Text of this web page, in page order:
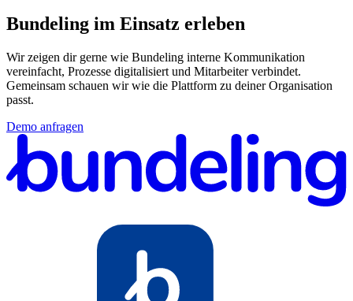
Bundeling im Einsatz erleben
Wir zeigen dir gerne wie Bundeling interne Kommunikation
vereinfacht, Prozesse digitalisiert und Mitarbeiter verbindet.
Gemeinsam schauen wir wie die Plattform zu deiner Organisation
passt.
Demo anfragen